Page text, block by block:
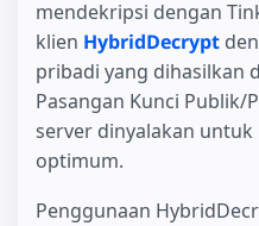
mendekripsi dengan
klien HybridDecrypt
pribadi yang dihasilkan
Pasangan Kunci Publik/
server dinyalakan
optimum.
Penggunaan